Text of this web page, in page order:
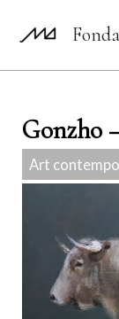
Gonzho
Art